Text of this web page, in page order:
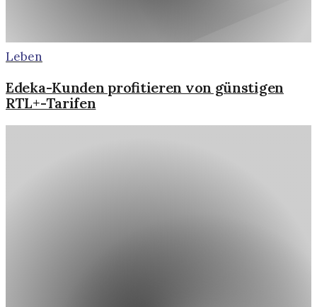
Leben
Edeka-Kunden profitieren von günstigen
RTL+-Tarifen